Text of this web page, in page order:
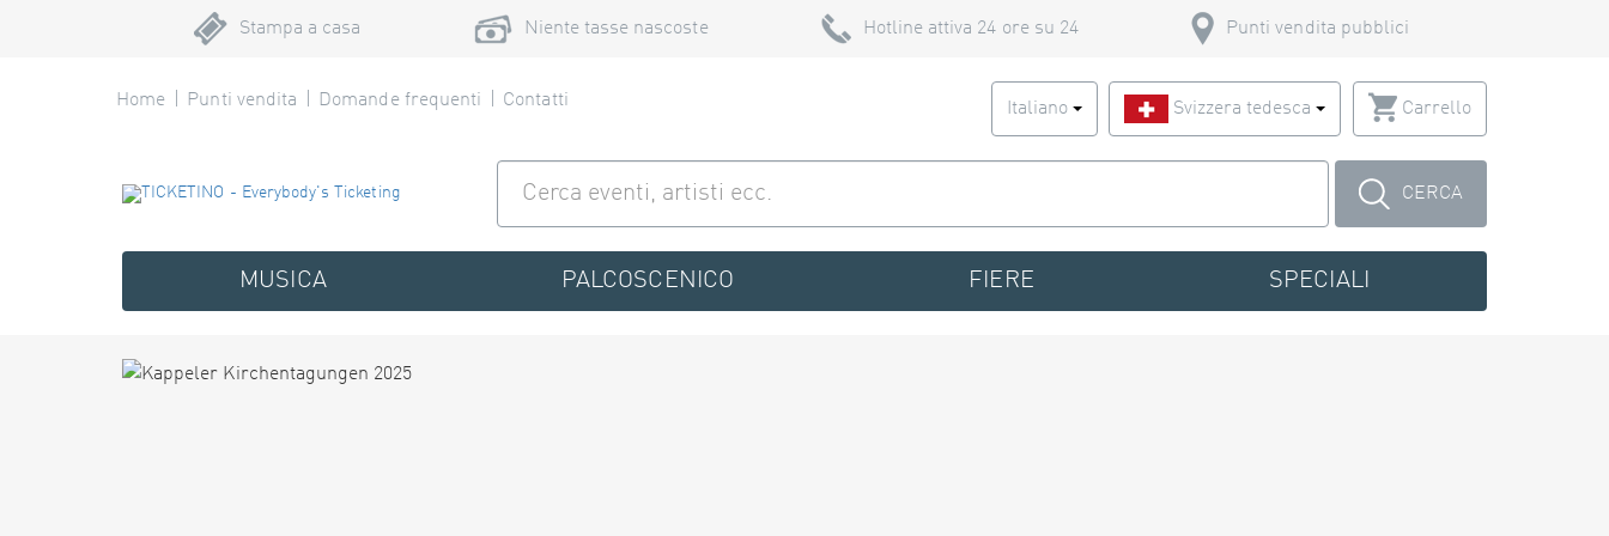
Stampa a casa Niente tasse nascoste Hotline attiva 24 ore su 24 Punti vendita pubblici
Home Punti vendita Domande frequenti Contatti Italiano Svizzera tedesca Carrello
CERCA
MUSICA PALCOSCENICO FIERE SPECIALI